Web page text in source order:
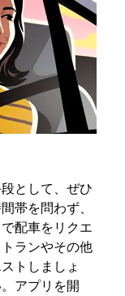
として、ぜひ
帯を問わず、
配車をリクエ
ランやその他
トしましょ
アプリを開